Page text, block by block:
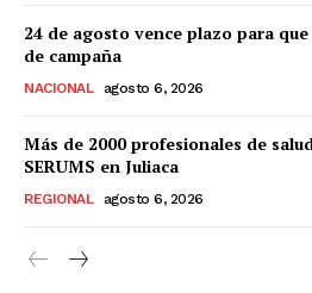
24 de agosto vence plazo para
de campaña
NACIONAL agosto 6, 2026
Más de 2000 profesionales de
SERUMS en Juliaca
REGIONAL agosto 6, 2026